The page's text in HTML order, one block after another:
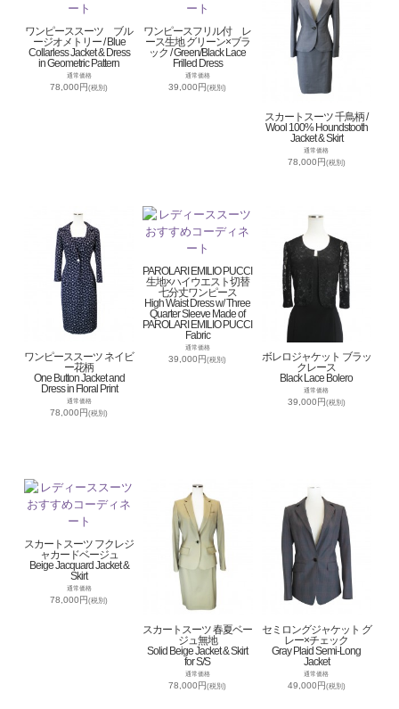
ワンピーススーツ ブル
ージオメトリー / Blue
Collarless Jacket & Dress
in Geometric Pattern
通常価格
78,000円(税別)
ワンピースフリル付 レ
ース生地 グリーン×ブラ
ック / Green/Black Lace
Frilled Dress
通常価格
39,000円(税別)
スカートスーツ 千鳥柄 /
Wool 100% Houndstooth
Jacket & Skirt
通常価格
78,000円(税別)
ワンピーススーツ ネイビ
ー花柄
One Button Jacket and
Dress in Floral Print
通常価格
78,000円(税別)
PAROLARI EMILIO PUCCI
生地×ハイウエスト切替
七分丈ワンピース
High Waist Dress w/ Three
Quarter Sleeve Made of
PAROLARI EMILIO PUCCI
Fabric
通常価格
39,000円(税別)
ボレロジャケット ブラッ
クレース
Black Lace Bolero
通常価格
39,000円(税別)
スカートスーツ フクレジ
ャカードベージュ
Beige Jacquard Jacket &
Skirt
通常価格
78,000円(税別)
スカートスーツ 春夏ベー
ジュ無地
Solid Beige Jacket & Skirt
for S/S
通常価格
78,000円(税別)
セミロングジャケット グ
レー×チェック
Gray Plaid Semi-Long
Jacket
通常価格
49,000円(税別)